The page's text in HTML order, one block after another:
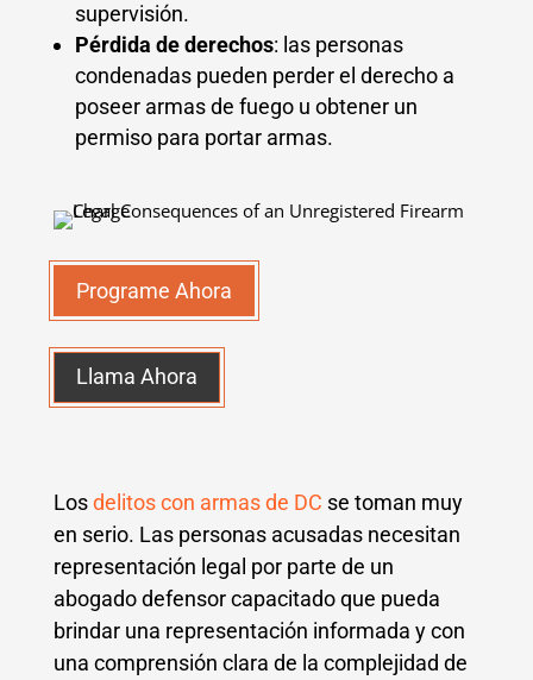
supervisión.
Pérdida de derechos: las personas
condenadas pueden perder el derecho a
poseer armas de fuego u obtener un
permiso para portar armas.
Programe Ahora
Llama Ahora
Los delitos con armas de DC se toman muy
en serio. Las personas acusadas necesitan
representación legal por parte de un
abogado defensor capacitado que pueda
brindar una representación informada y con
una comprensión clara de la complejidad de